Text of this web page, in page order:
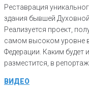
Реставрация
здания бывшей
Реализуется проект,
самом высоком уровне
Федерации. Каким будет
разместится, в
ВИДЕО